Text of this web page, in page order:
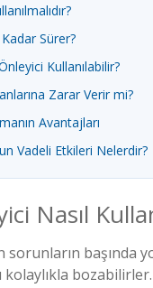
Sürer?
Kullanılabilir?
Zarar Verir mi?
Avantajları
Vadeli Etkileri Nelerdir?
Nasıl
sorunların